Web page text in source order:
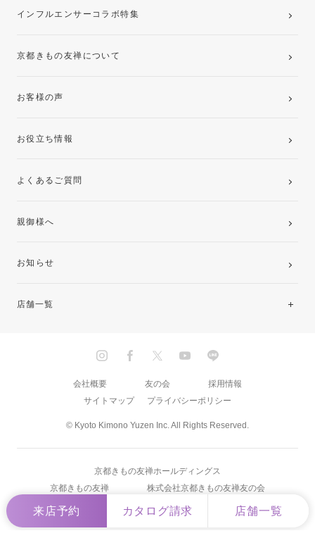
来店予約 カタログ請求 店舗一覧
インフルエンサーコラボ特集
京都きもの友禅について
お客様の声
お役立ち情報
よくあるご質問
親御様へ
お知らせ
店舗一覧
九州
© Kyoto Kimono Yuzen Inc. All Rights Reserved.
会社概要 友の会
採用情報
サイトマップ
プライバシーポリシー
京都きもの友禅ホールディングス
京都きもの友禅
株式会社京都きもの友禅友の会